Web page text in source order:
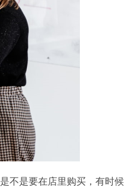
不是要在店里购买，有时